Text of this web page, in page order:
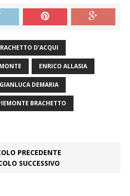
D’ACQUI
ENRICO ALLASIA
GIANLUCA DEMARIA
BRACHETTO
PRECEDENTE
SUCCESSIVO